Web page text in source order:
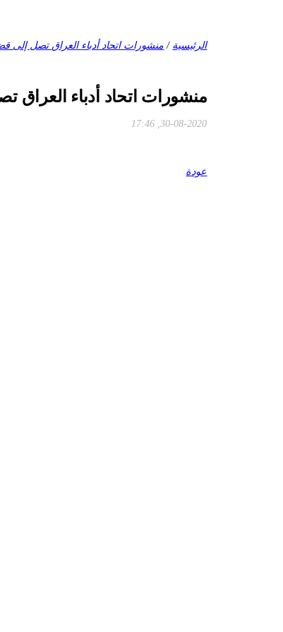
الرئيسية / منشورات اتحاد أدباء العراق تصل إلى
منشورات اتحاد أدباء العراق
30-08-2020, 17:46
عودة